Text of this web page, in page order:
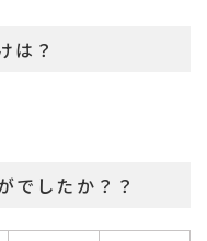
は？
でしたか？？